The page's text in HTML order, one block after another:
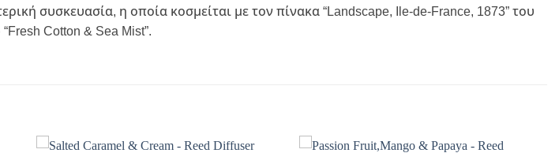
συσκευασία, η οποία κοσμείται με τον πίνακα “Landscape, Ile-de-France, 1873” του
Cotton & Sea Mist”.